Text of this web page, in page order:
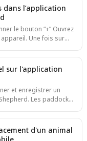
depuis la boutique ou
d’accueil Connectez-
mot de passe
dans l’application
bouton “+” Ouvrez
Une fois sur
sur l'application
et enregistrer un
Les paddocks
Étapes 1–2.
plus orange dans la
d'un animal